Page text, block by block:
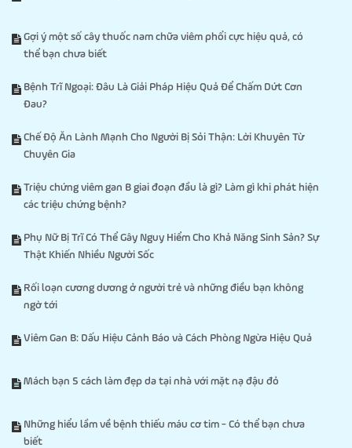
Gợi ý một số cây thuốc nam chữa viêm phổi cực hiệu quả, có
thể bạn chưa biết
Bệnh Trĩ Ngoại: Đâu Là Giải Pháp Hiệu Quả Để Chấm Dứt Cơn
Đau?
Chế Độ Ăn Lành Mạnh Cho Người Bị Sỏi Thận: Lời Khuyên Từ
Chuyên Gia
Triệu chứng viêm gan B giai đoạn đầu là gì? Làm gì khi phát hiện
các triệu chứng bệnh?
Phụ Nữ Bị Trĩ Có Thể Gây Nguy Hiểm Cho Khả Năng Sinh Sản? Sự
Thật Khiến Nhiều Người Sốc
Rối loạn cương dương ở người trẻ và những điều bạn không
ngờ tới
Viêm Gan B: Dấu Hiệu Cảnh Báo và Cách Phòng Ngừa Hiệu Quả
Mách bạn 5 cách làm đẹp da tại nhà với mặt nạ đậu đỏ
Những hiểu lầm về bệnh thiếu máu cơ tim - Có thể bạn chưa
biết